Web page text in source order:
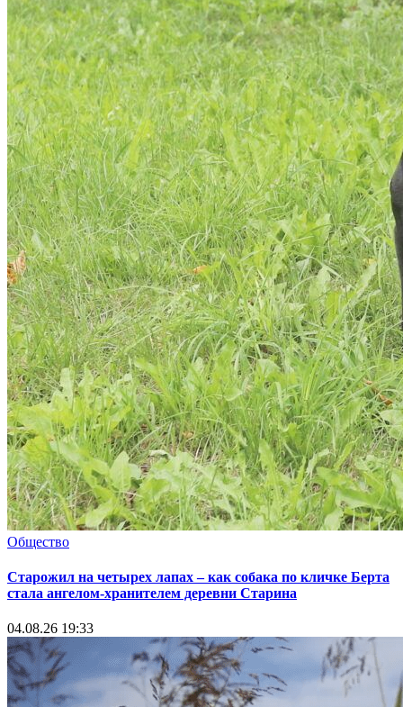
Общество
Старожил на четырех лапах – как собака по кличке Берта
стала ангелом-хранителем деревни Старина
04.08.26 19:33